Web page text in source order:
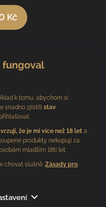
fungoval
k tomu, abychom si
snadno zjistilistav
že je mi více než 18 let a
produkty nekupuji za
mladším 18ti let.
chovat slušně.Zásady pro
Kč